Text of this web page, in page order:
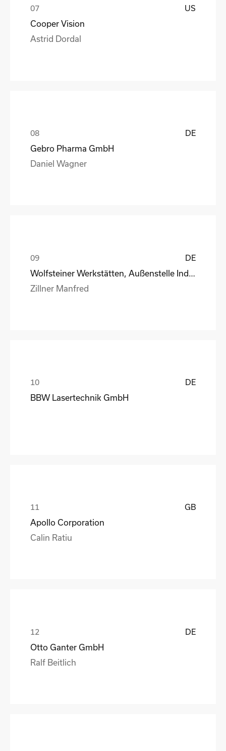
US
Cooper Vision
Astrid Dordal
DE
Gebro Pharma GmbH
Daniel Wagner
DE
Zillner Manfred
DE
BBW Lasertechnik GmbH
GB
Apollo Corporation
Calin Ratiu
DE
Otto Ganter GmbH
Ralf Beitlich